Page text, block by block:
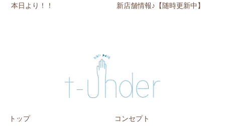
本日より！！
新店舗情報♪【随時更新中】
トップ コンセプト